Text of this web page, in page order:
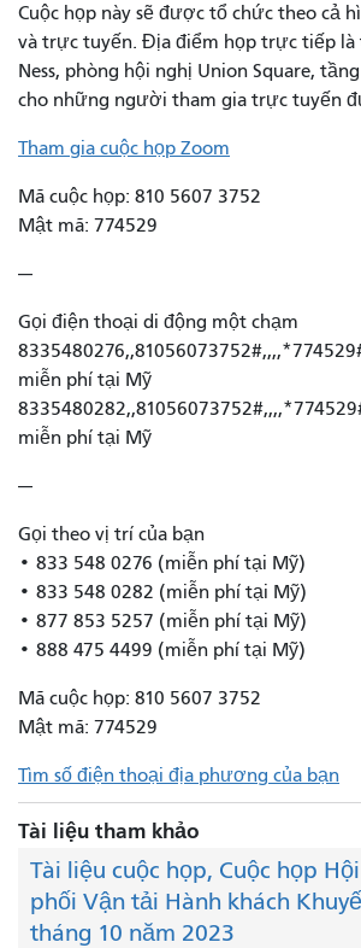
Cuộc họp này sẽ được tổ chức theo cả
và trực tuyến. Địa điểm họp trực tiếp là
Ness, phòng hội nghị Union Square,
cho những người tham gia trực tuyến
Tham gia cuộc họp Zoom
Mã cuộc họp: 810 5607 3752
Mật mã: 774529
---
Gọi điện thoại di động một chạm
miễn phí tại Mỹ
miễn phí tại Mỹ
---
Gọi theo vị trí của bạn
• 833 548 0276 (miễn phí tại Mỹ)
• 833 548 0282 (miễn phí tại Mỹ)
• 877 853 5257 (miễn phí tại Mỹ)
• 888 475 4499 (miễn phí tại Mỹ)
Mã cuộc họp: 810 5607 3752
Mật mã: 774529
Tìm số điện thoại địa phương của bạn
Tài liệu tham khảo
Tài liệu cuộc họp, Cuộc họp
phối Vận tải Hành khách
tháng 10 năm 2023